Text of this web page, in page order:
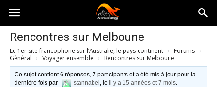
Australia-
australie.com
Rencontres sur Melboune
Le 1er site francophone sur l’Australie, le pays-continent › Forums ›
Général › Voyager ensemble › Rencontres sur Melboune
Ce sujet contient 6 réponses, 7 participants et a été mis à jour pour la
dernière fois par
stannabel , leil y a 15 années et 7 mois.